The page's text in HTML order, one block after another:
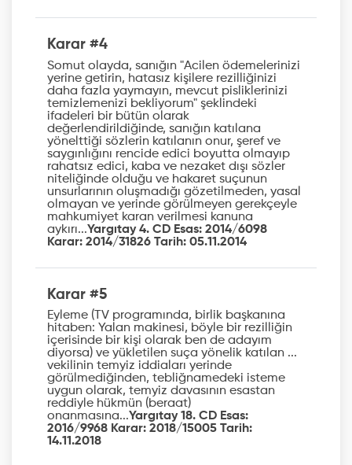
Karar #4
Somut olayda, sanığın "Acilen ödemelerinizi
yerine getirin, hatasız kişilere rezilliğinizi
daha fazla yaymayın, mevcut pisliklerinizi
temizlemenizi bekliyorum" şeklindeki
ifadeleri bir bütün olarak
değerlendirildiğinde, sanığın katılana
yönelttiği sözlerin katılanın onur, şeref ve
saygınlığını rencide edici boyutta olmayıp
rahatsız edici, kaba ve nezaket dışı sözler
niteliğinde olduğu ve hakaret suçunun
unsurlarının oluşmadığı gözetilmeden, yasal
olmayan ve yerinde görülmeyen gerekçeyle
mahkumiyet karan verilmesi kanuna
aykırı...Yargıtay 4. CD Esas: 2014/6098
Karar: 2014/31826 Tarih: 05.11.2014
Karar #5
Eyleme (TV programında, birlik başkanına
hitaben: Yalan makinesi, böyle bir rezilliğin
içerisinde bir kişi olarak ben de adayım
diyorsa) ve yükletilen suça yönelik katılan ...
vekilinin temyiz iddiaları yerinde
görülmediğinden, tebliğnamedeki isteme
uygun olarak, temyiz davasının esastan
reddiyle hükmün (beraat)
onanmasına...Yargıtay 18. CD Esas:
2016/9968 Karar: 2018/15005 Tarih:
14.11.2018